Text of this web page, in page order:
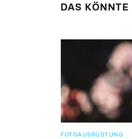
DAS
FOTOAUSRÜSTUNG